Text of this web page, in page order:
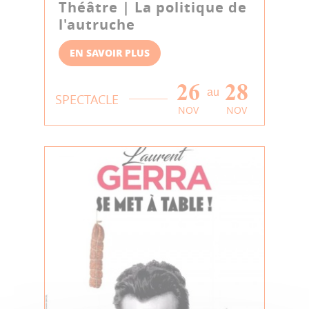
Théâtre | La politique de
l'autruche
EN SAVOIR PLUS
SPECTACLE 26
NOV
au 28
NOV